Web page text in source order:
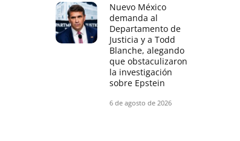
Nuevo México
demanda al
Departamento de
Justicia y a Todd
Blanche, alegando
que obstaculizaron
la investigación
sobre Epstein
6 de agosto de 2026